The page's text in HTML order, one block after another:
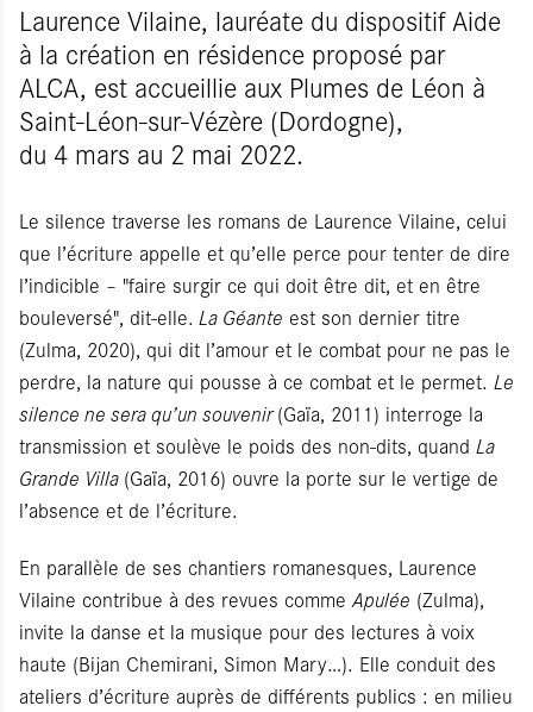
Laurence Vilaine, lauréate du dispositif Aide
à la création en résidence proposé par
ALCA, est accueillie aux Plumes de Léon à
Saint-Léon-sur-Vézère (Dordogne),
du 4 mars au 2 mai 2022.
Le silence traverse les romans de Laurence Vilaine, celui
que l’écriture appelle et qu’elle perce pour tenter de dire
l’indicible – "faire surgir ce qui doit être dit, et en être
bouleversé", dit-elle. La Géante est son dernier titre
(Zulma, 2020), qui dit l’amour et le combat pour ne pas le
perdre, la nature qui pousse à ce combat et le permet. Le
silence ne sera qu’un souvenir(Gaïa, 2011) interroge la
transmission et soulève le poids des non-dits, quand La
Grande Villa (Gaïa, 2016) ouvre la porte sur le vertige de
l’absence et de l’écriture.
En parallèle de ses chantiers romanesques, Laurence
Vilaine contribue à des revues commeApulée (Zulma),
invite la danse et la musique pour des lectures à voix
haute (Bijan Chemirani, Simon Mary…). Elle conduit des
ateliers d’écriture auprès de différents publics : en milieu